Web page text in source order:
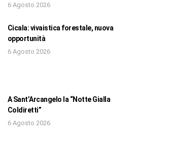
6 Agosto 2026
Cicala: vivaistica forestale, nuova
opportunità
6 Agosto 2026
A Sant’Arcangelo la “Notte Gialla
Coldiretti”
6 Agosto 2026